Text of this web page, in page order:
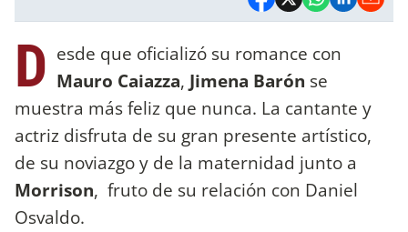
D esde que oficializó su romance con
Mauro Caiazza, Jimena Barón se
muestra más feliz que nunca. La cantante y
actriz disfruta de su gran presente artístico,
de su noviazgo y de la maternidad junto a
Morrison, fruto de su relación con Daniel
Osvaldo.